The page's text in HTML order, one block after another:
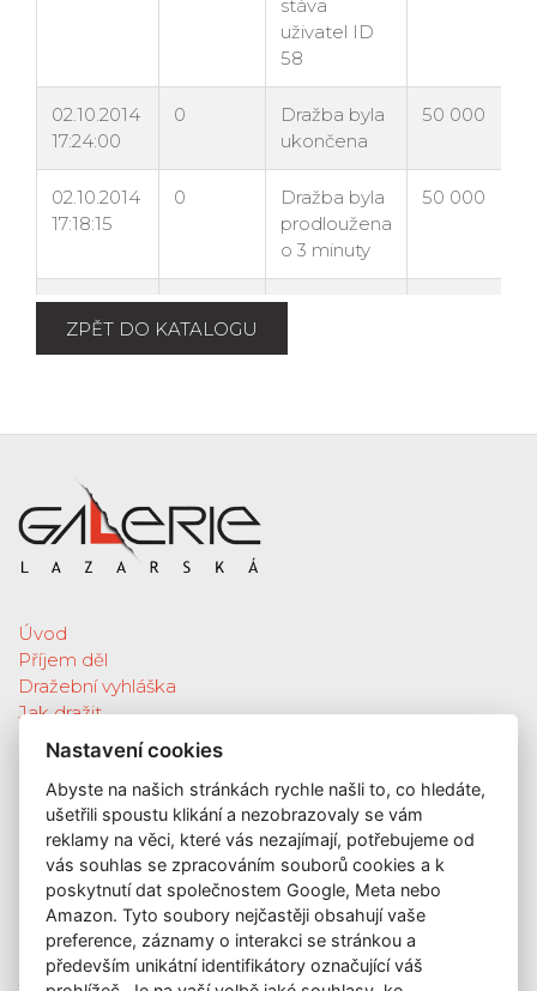
ZPĚT DO KATALOGU
Úvod
Příjem děl
Dražební vyhláška
Jak dražit
Galerie
Katalog vydražených děl
O nás
GDPR
Kontakt
KONTAKT
GALERIE LAZARSKÁ
Lazarská 7
Nastavení cookies
Abyste na našich stránkách rychle našli to, co hledáte,
ušetřili spoustu klikání a nezobrazovaly se vám
reklamy na věci, které vás nezajímají, potřebujeme od
vás souhlas se zpracováním souborů cookies a k
poskytnutí dat společnostem Google, Meta nebo
Amazon. Tyto soubory nejčastěji obsahují vaše
preference, záznamy o interakci se stránkou a
především unikátní identifikátory označující váš